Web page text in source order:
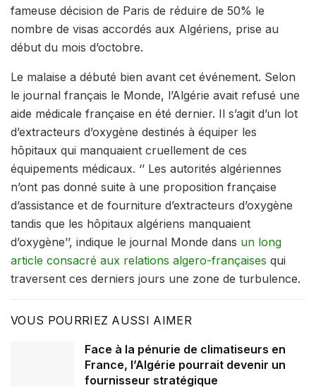
fameuse décision de Paris de réduire de 50% le
nombre de visas accordés aux Algériens, prise au
début du mois d’octobre.
Le malaise a débuté bien avant cet événement. Selon
le journal français le Monde, l’Algérie avait refusé une
aide médicale française en été dernier. Il s’agit d’un lot
d’extracteurs d’oxygène destinés à équiper les
hôpitaux qui manquaient cruellement de ces
équipements médicaux. ‘’ Les autorités algériennes
n’ont pas donné suite à une proposition française
d’assistance et de fourniture d’extracteurs d’oxygène
tandis que les hôpitaux algériens manquaient
d’oxygène’’, indique le journal Monde dans un long
article consacré aux relations algero-françaises qui
traversent ces derniers jours une zone de turbulence.
VOUS POURRIEZ AUSSI AIMER
Face à la pénurie de climatiseurs en
France, l’Algérie pourrait devenir un
fournisseur stratégique